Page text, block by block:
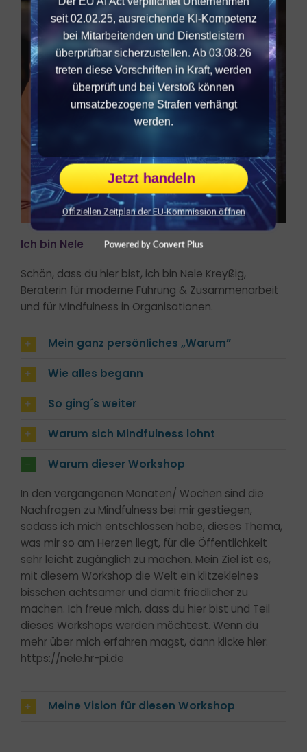
Ich bin Nele
Schön, dass du hier bist, ich bin Nele Kreyßig,
Beraterin für moderne Führung & Zusammenarbeit
und für Mindfulness in Organisationen.
Mein ganz persönliches „Warum”
Wie alles begann
So ging´s weiter
Warum sich Mindfulness lohnt
Warum dieser Workshop
In den vergangenen Monaten/ Wochen sind die
Nachfragen zu Mindfulness bei mir gestiegen,
sodass ich mich entschlossen habe, dieses Thema,
was mir so am Herzen liegt, für die Öffentlichkeit
sehr leicht zugänglich zu machen. Mein Ziel ist es,
mit diesem Workshop die Welt ein klitzekleines
bisschen achtsamer und damit friedlicher zu
machen. Ich freue mich, dass du hier bist und Teil
dieses Workshops werden möchtest. Wenn du
mehr über mich erfahren magst, dann klicke hier:
https://nele.hr-pi.de
Meine Vision für diesen Workshop
seit 02.02.25, ausreichende KI-Kompetenz
bei Mitarbeitenden und Dienstleistern
überprüfbar sicherzustellen. Ab 03.08.26
treten diese Vorschriften in Kraft, werden
überprüft und bei Verstoß können
umsatzbezogene Strafen verhängt
werden.
Jetzt handeln
Offiziellen Zeitplan der EU-Kommission öffnen
Powered by Convert Plus